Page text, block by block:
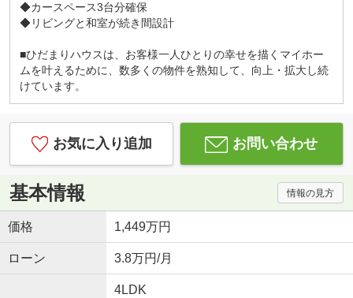
◆カースペース3台分確保
◆リビングと和室が続き間設計
■ひだまりハウスは、お客様一人ひとりの幸せを描くマイホー
ムを叶えるために、数多くの物件を熟知して、向上・拡大し続
けています。
お気に入り追加 お問い合わせ
基本情報 情報の見方
価格 1,449万円
ローン 3.8万円/月
4LDK